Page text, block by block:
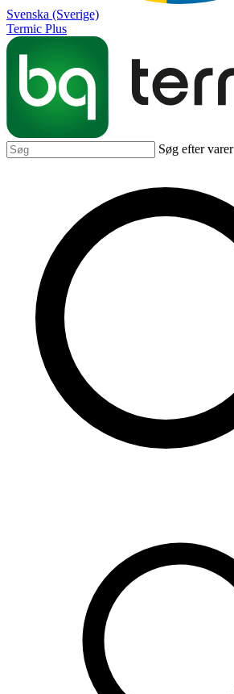
Svenska (Sverige)
Termic Plus
Søg efter varer